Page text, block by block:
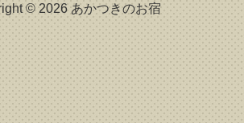
© 2026 あかつきのお宿